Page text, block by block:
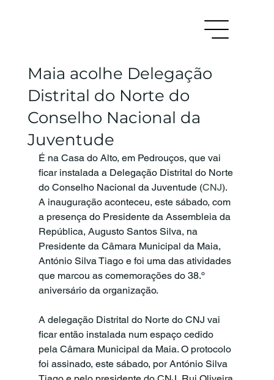
Maia acolhe Delegação
Distrital do Norte do
Conselho Nacional da
Juventude
É na Casa do Alto, em Pedrouços, que vai
ficar instalada a Delegação Distrital do Norte
do Conselho Nacional da Juventude (CNJ).
A inauguração aconteceu, este sábado, com
a presença do Presidente da Assembleia da
República, Augusto Santos Silva, na
Presidente da Câmara Municipal da Maia,
António Silva Tiago e foi uma das atividades
que marcou as comemorações do 38.º
aniversário da organização.
A delegação Distrital do Norte do CNJ vai
ficar então instalada num espaço cedido
pela Câmara Municipal da Maia. O protocolo
foi assinado, este sábado, por António Silva